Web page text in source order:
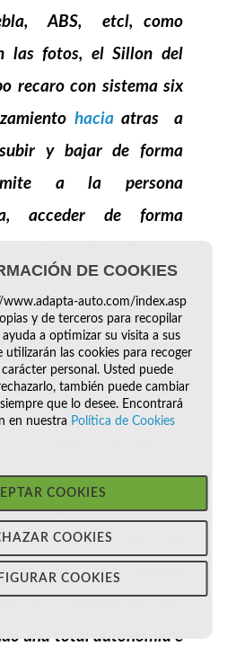
ABS, etcl, como
las fotos, elSillon del
recaro con sistema six
haciaatras a
y bajar de forma
a la persona
acceder de forma
alsillondel conductor.
de piso integral,
electrica escamoteable
debajo del suelo por
interiores y el no
ysistema
y freno en puerta
mismo, se accede con
y sin hacer ningun
una total autonomia e
DE COOKIES
auto.com/index.asp
y de terceros para recopilar
a optimizar su visita a sus
utilizarán las cookies para recoger
personal. Usted puede
también puede cambiar
que lo desee. Encontrará
en nuestra Política de Cookies
COOKIES
COOKIES
COOKIES